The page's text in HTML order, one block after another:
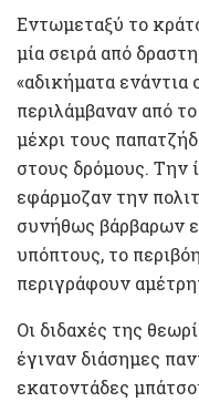
Εντωμεταξύ το
μία σειρά από
«αδικήματα
περιλάμβαναν από
μέχρι τους
στους δρόμους. Την
εφάρμοζαν την
συνήθως βάρβαρων
υπόπτους, το
περιγράφουν
Οι διδαχές της
έγιναν διάσημες
εκατοντάδες